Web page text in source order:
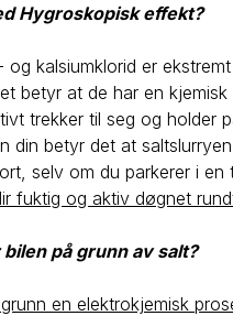
Hygroskopisk effekt?
og kalsiumklorid er ekstremt
betyr at de har en kjemisk
trekker til seg og holder
din betyr det at
selv om du parkerer i en
fuktig og aktiv døgnet
på grunn av salt?
en elektrokjemisk